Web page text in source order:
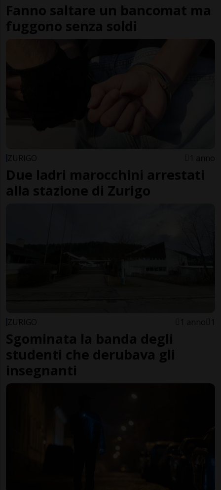
Fanno saltare un bancomat ma
fuggono senza soldi
ZURIGO 1 anno
Due ladri marocchini arrestati
alla stazione di Zurigo
ZURIGO 1 anno 1
Sgominata la banda degli
studenti che derubava gli
insegnanti